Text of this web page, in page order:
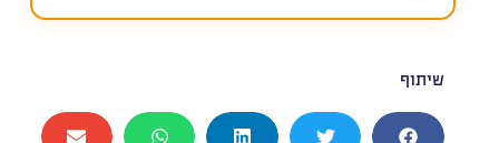
שיתוף